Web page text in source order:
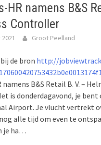
HR namens B&S
Controller
Groot Peelland
de bron http://
namens B&S Retail B. V. –
is donderdagavond, je bent
Airport. Je vlucht vertrekt
alle tijd om even te
je ha…